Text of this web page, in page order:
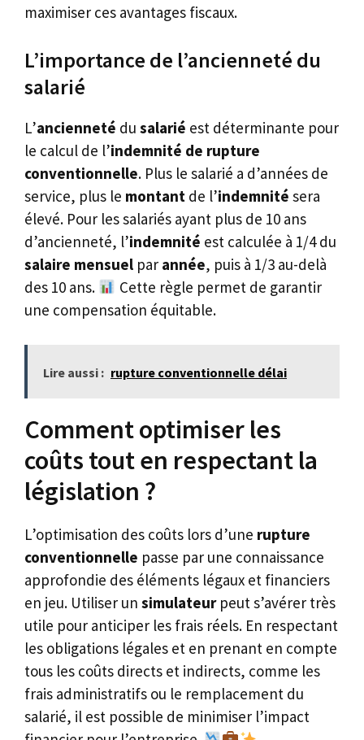
maximiser ces avantages fiscaux.
L’importance de l’ancienneté du
salarié
L’ancienneté du salarié est déterminante pour
le calcul de l’indemnité de rupture
conventionnelle. Plus le salarié a d’années de
service, plus le montant de l’indemnité sera
élevé. Pour les salariés ayant plus de 10 ans
d’ancienneté, l’indemnité est calculée à 1/4 du
salaire mensuel par année, puis à 1/3 au-delà
des 10 ans.
Cette règle permet de garantir
une compensation équitable.
Lire aussi : rupture conventionnelle délai
Comment optimiser les
coûts tout en respectant la
législation ?
L’optimisation des coûts lors d’une rupture
conventionnelle passe par une connaissance
approfondie des éléments légaux et financiers
en jeu. Utiliser un simulateurpeut s’avérer très
utile pour anticiper les frais réels. En respectant
les obligations légales et en prenant en compte
tous les coûts directs et indirects, comme les
frais administratifs ou le remplacement du
salarié, il est possible de minimiser l’impact